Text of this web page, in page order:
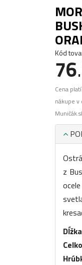
Kód
76
Cena
nákupe v
z